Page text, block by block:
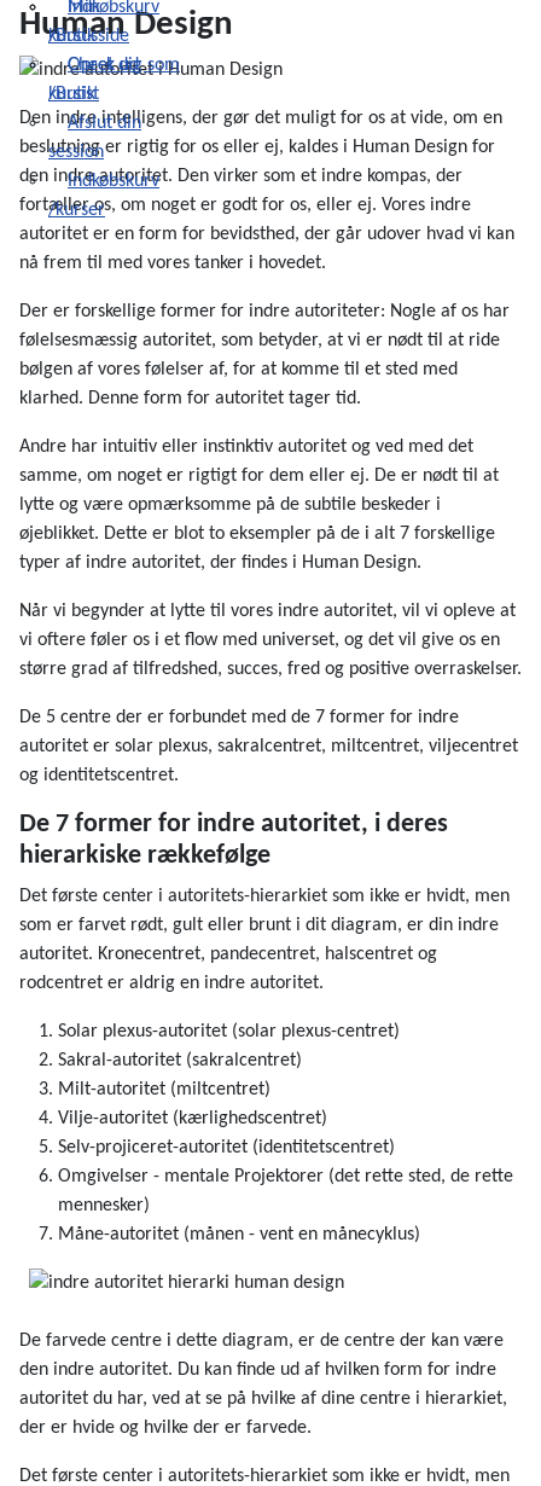
Indkøbskurv
/Butik
Check ud
/Butik
Min
kursusside
Opret dig som
kursist
Afslut din
session
Indkøbskurv
/kurser
Human Design
Den indre intelligens, der gør det muligt for os at vide, om en
beslutning er rigtig for os eller ej, kaldes i Human Design for
den indre autoritet. Den virker som et indre kompas, der
fortæller os, om noget er godt for os, eller ej. Vores indre
autoritet er en form for bevidsthed, der går udover hvad vi kan
nå frem til med vores tanker i hovedet.
Der er forskellige former for indre autoriteter: Nogle af os har
følelsesmæssig autoritet, som betyder, at vi er nødt til at ride
bølgen af vores følelser af, for at komme til et sted med
klarhed. Denne form for autoritet tager tid.
Andre har intuitiv eller instinktiv autoritet og ved med det
samme, om noget er rigtigt for dem eller ej. De er nødt til at
lytte og være opmærksomme på de subtile beskeder i
øjeblikket. Dette er blot to eksempler på de i alt 7 forskellige
typer af indre autoritet, der findes i Human Design.
Når vi begynder at lytte til vores indre autoritet, vil vi opleve at
vi oftere føler os i et flow med universet, og det vil give os en
større grad af tilfredshed, succes, fred og positive overraskelser.
De 5 centre der er forbundet med de 7 former for indre
autoritet er solar plexus, sakralcentret, miltcentret, viljecentret
og identitetscentret.
De 7 former for indre autoritet, i deres
hierarkiske rækkefølge
Det første center i autoritets-hierarkiet som ikke er hvidt, men
som er farvet rødt, gult eller brunt i dit diagram, er din indre
autoritet. Kronecentret, pandecentret, halscentret og
rodcentret er aldrig en indre autoritet.
Solar plexus-autoritet (solar plexus-centret)
Sakral-autoritet (sakralcentret)
Milt-autoritet (miltcentret)
Vilje-autoritet (kærlighedscentret)
Selv-projiceret-autoritet (identitetscentret)
Omgivelser - mentale Projektorer (det rette sted, de rette
mennesker)
Måne-autoritet (månen - vent en månecyklus)
De farvede centre i dette diagram, er de centre der kan være
den indre autoritet. Du kan finde ud af hvilken form for indre
autoritet du har, ved at se på hvilke af dine centre i hierarkiet,
der er hvide og hvilke der er farvede.
Det første center i autoritets-hierarkiet som ikke er hvidt, men